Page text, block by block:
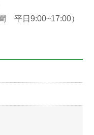
平日9:00~17:00）